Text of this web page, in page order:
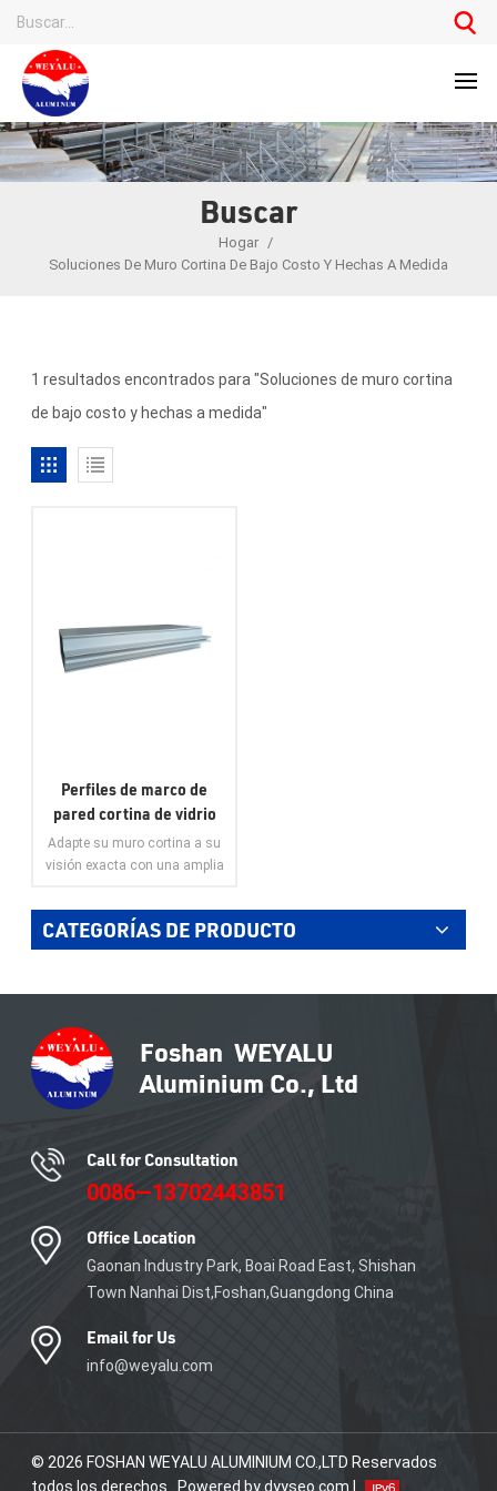
Buscar
Hogar /
Soluciones De Muro Cortina De Bajo Costo Y Hechas A Medida
1 resultados encontrados para "Soluciones de muro cortina
de bajo costo y hechas a medida"
Perfiles de marco de
pared cortina de vidrio
de extrusión de aluminio
de precio más bajo para
personalizados para
fachada
Adapte su muro cortina a su
visión exacta con una amplia
lo que le permitirá crear una
fachada única que refleje su
estilo y marca. Priorice la
sistemas de muros cortina
funciones de seguridad
avanzadas, protegiendo su
edificio y a sus ocupantes.
CATEGORÍAS DE PRODUCTO
Call for Consultation
0086—13702443851
Office Location
Gaonan Industry Park, Boai Road East, Shishan
Town Nanhai Dist,Foshan,Guangdong China
Email for Us
info@weyalu.com
© 2026 FOSHAN WEYALU ALUMINIUM CO.,LTD Reservados
todos los derechos . Powered by dyyseo.com |